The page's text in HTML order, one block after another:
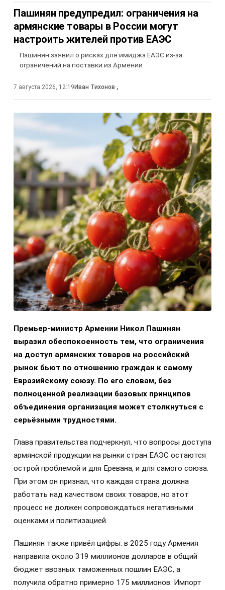
Пашинян предупредил: ограничения на
армянские товары в России могут
настроить жителей против ЕАЭС
Пашинян заявил о рисках для имиджа ЕАЭС из-за
ограничений на поставки из Армении
7 августа 2026, 12:19 Иван Тихонов ,
Премьер-министр Армении Никол Пашинян
выразил обеспокоенность тем, что ограничения
на доступ армянских товаров на российский
рынок бьют по отношению граждан к самому
Евразийскому союзу. По его словам, без
полноценной реализации базовых принципов
объединения организация может столкнуться с
серьёзными трудностями.
Глава правительства подчеркнул, что вопросы доступа
армянской продукции на рынки стран ЕАЭС остаются
острой проблемой и для Еревана, и для самого союза.
При этом он признал, что каждая страна должна
работать над качеством своих товаров, но этот
процесс не должен сопровождаться негативными
оценками и политизацией.
Пашинян также привёл цифры: в 2025 году Армения
направила около 319 миллионов долларов в общий
бюджет ввозных таможенных пошлин ЕАЭС, а
получила обратно примерно 175 миллионов. Импорт